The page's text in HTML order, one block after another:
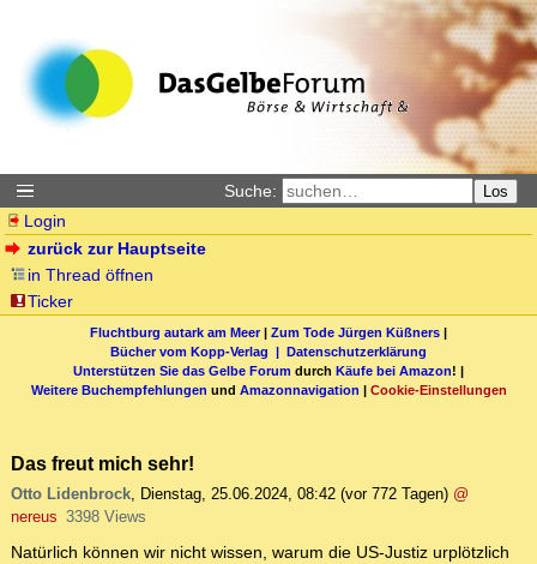
Suche: Los
Login
zurück zur Hauptseite
in Thread öffnen
Ticker
Fluchtburg autark am Meer| Zum Tode Jürgen Küßners |
Bücher vom Kopp-Verlag | Datenschutzerklärung
Unterstützen Sie das Gelbe Forum durch Käufe bei Amazon! |
Weitere Buchempfehlungen und Amazonnavigation | Cookie-Einstellungen
Das freut mich sehr!
Otto Lidenbrock, Dienstag, 25.06.2024, 08:42 (vor 772 Tagen) @
nereus 3398 Views
Natürlich können wir nicht wissen, warum die US-Justiz urplötzlich